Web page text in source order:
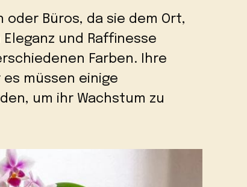
Büros, da sie dem Ort,
und Raffinesse
Farben. Ihre
müssen einige
um ihr Wachstum zu